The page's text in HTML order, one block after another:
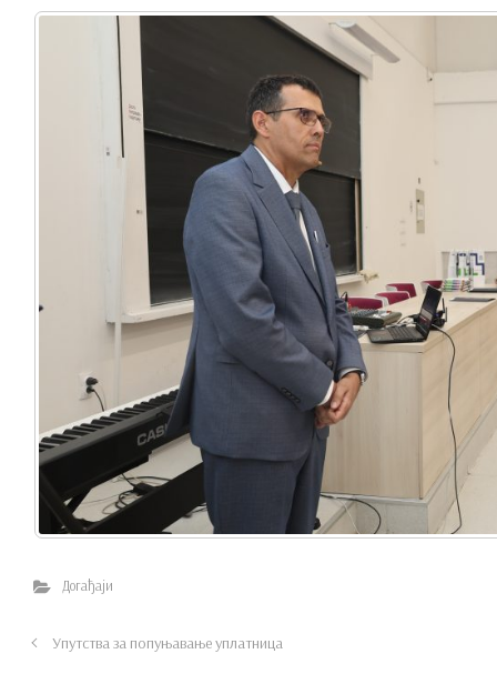
Догађаји
Упутства за попуњавање уплатница